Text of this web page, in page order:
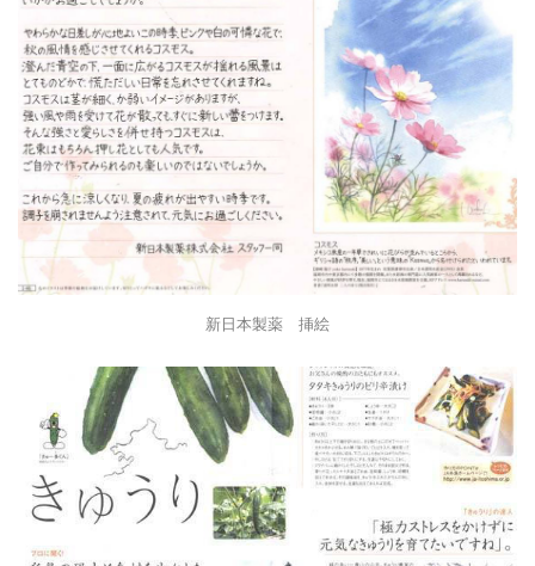
新日本製薬 挿絵